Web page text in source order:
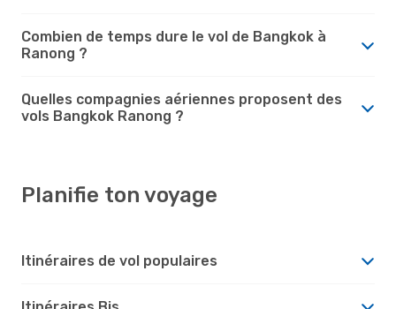
Combien de temps dure le vol de Bangkok à
Ranong ?
Quelles compagnies aériennes proposent des
vols Bangkok Ranong ?
Planifie ton voyage
Itinéraires de vol populaires